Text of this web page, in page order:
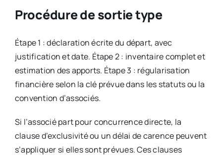
Procédure de sortie type
Étape 1 : déclaration écrite du départ, avec
justification et date. Étape 2 : inventaire complet et
estimation des apports. Étape 3 : régularisation
financière selon la clé prévue dans les statuts ou la
convention d’associés.
Si l’associé part pour concurrence directe, la
clause d’exclusivité ou un délai de carence peuvent
s’appliquer si elles sont prévues. Ces clauses